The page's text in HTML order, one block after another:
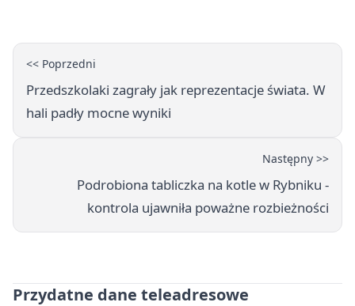
<< Poprzedni
Przedszkolaki zagrały jak reprezentacje świata. W
hali padły mocne wyniki
Następny >>
Podrobiona tabliczka na kotle w Rybniku -
kontrola ujawniła poważne rozbieżności
Przydatne dane teleadresowe